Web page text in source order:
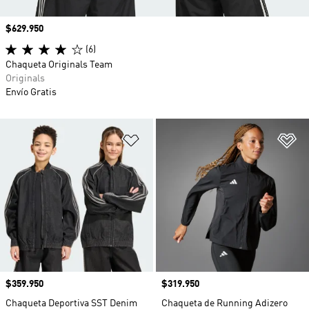
Añadir a la lista de deseos
Precio
$359.950
Chaqueta Deportiva SST Denim
Precio
$319.950
Chaqueta de Running Adizero
Precio
$629.950
(6)
Chaqueta Originals Team
Originals
Envío Gratis